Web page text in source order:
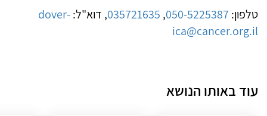
טלפון: 050-5225387
,
035721635, דוא"ל:dover-
ica@cancer.org.il
עוד באותו הנושא